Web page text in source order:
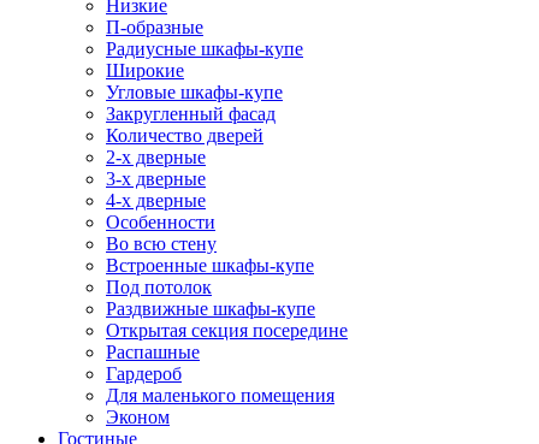
Низкие
П-образные
Радиусные шкафы-купе
Широкие
Угловые шкафы-купе
Закругленный фасад
Количество дверей
2-х дверные
3-х дверные
4-х дверные
Особенности
Во всю стену
Встроенные шкафы-купе
Под потолок
Раздвижные шкафы-купе
Открытая секция посередине
Распашные
Гардероб
Для маленького помещения
Эконом
Гостиные